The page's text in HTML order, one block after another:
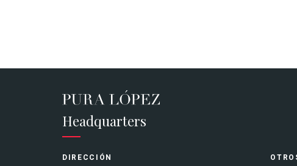
Headquarters
DIRECCIÓN